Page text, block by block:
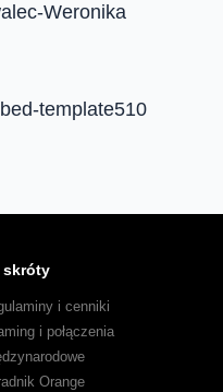
Weronika
template510
skróty
i cenniki
i połączenia
Orange